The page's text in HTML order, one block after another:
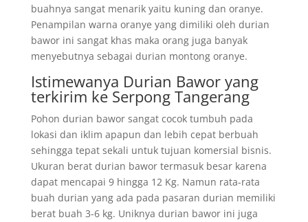
buahnya sangat menarik yaitu kuning dan oranye.
Penampilan warna oranye yang dimiliki oleh durian
bawor ini sangat khas maka orang juga banyak
menyebutnya sebagai durian montong oranye.
Istimewanya Durian Bawor yang
terkirim ke Serpong Tangerang
Pohon durian bawor sangat cocok tumbuh pada
lokasi dan iklim apapun dan lebih cepat berbuah
sehingga tepat sekali untuk tujuan komersial bisnis.
Ukuran berat durian bawor termasuk besar karena
dapat mencapai 9 hingga 12 Kg. Namun rata-rata
buah durian yang ada pada pasaran durian memiliki
berat buah 3-6 kg. Uniknya durian bawor ini juga